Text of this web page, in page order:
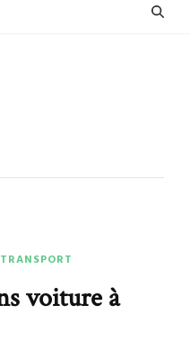
TRANSPORT
voiture à